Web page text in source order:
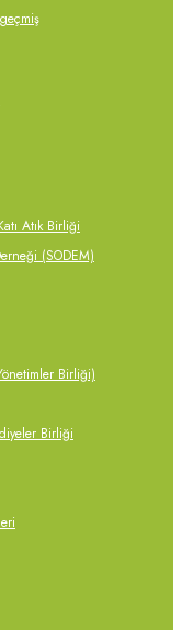
Atık Birliği
(SODEM)
Birliği)
Birliği